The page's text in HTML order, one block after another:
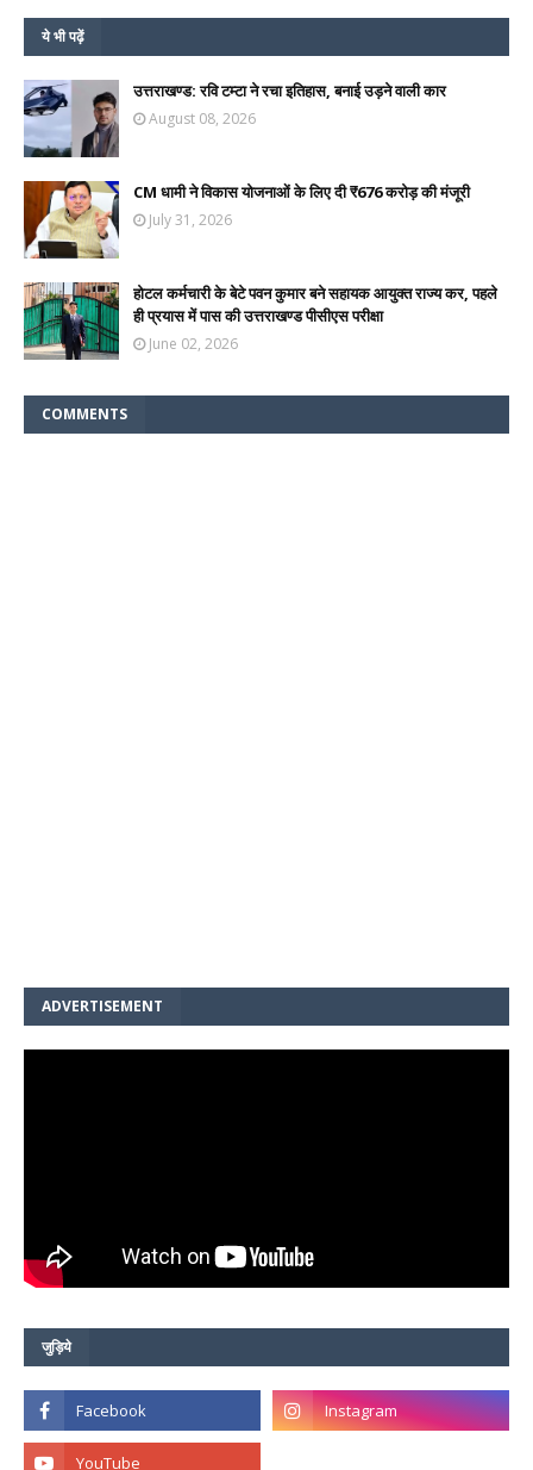
ये भी पढ़ें
उत्तराखण्ड: रवि टम्टा ने रचा इतिहास, बनाई उड़ने वाली कार
August 08, 2026
CM धामी ने विकास योजनाओं के लिए दी ₹676 करोड़ की मंजूरी
July 31, 2026
होटल कर्मचारी के बेटे पवन कुमार बने सहायक आयुक्त राज्य कर, पहले
ही प्रयास में पास की उत्तराखण्ड पीसीएस परीक्षा
June 02, 2026
COMMENTS
ADVERTISEMENT
जुड़िये